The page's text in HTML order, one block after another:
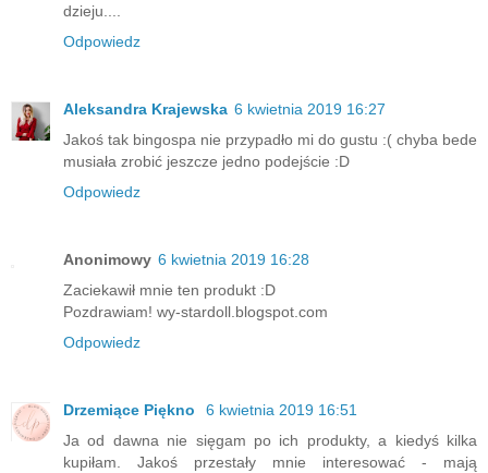
dzieju....
Odpowiedz
Aleksandra Krajewska 6 kwietnia 2019 16:27
Jakoś tak bingospa nie przypadło mi do gustu :( chyba bede
musiała zrobić jeszcze jedno podejście :D
Odpowiedz
Anonimowy 6 kwietnia 2019 16:28
Zaciekawił mnie ten produkt :D
Pozdrawiam! wy-stardoll.blogspot.com
Odpowiedz
Drzemiące Piękno
6 kwietnia 2019 16:51
Ja od dawna nie sięgam po ich produkty, a kiedyś kilka
kupiłam. Jakoś przestały mnie interesować - mają